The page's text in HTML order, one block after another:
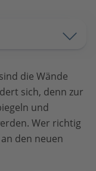
die Wände
sich, denn zur
und
Wer richtig
den neuen